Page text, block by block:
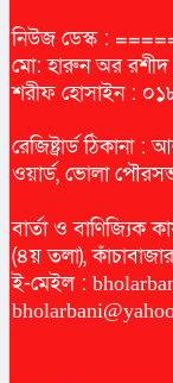
নিউজ ডেস্ক :
মো: হারুন অর
শরীফ হোসাইন :
রেজিষ্ট্রার্ড
ওয়ার্ড, ভোলা
বার্তা ও বাণিজ্যিক
(৪য় তলা),
ই-মেইল :